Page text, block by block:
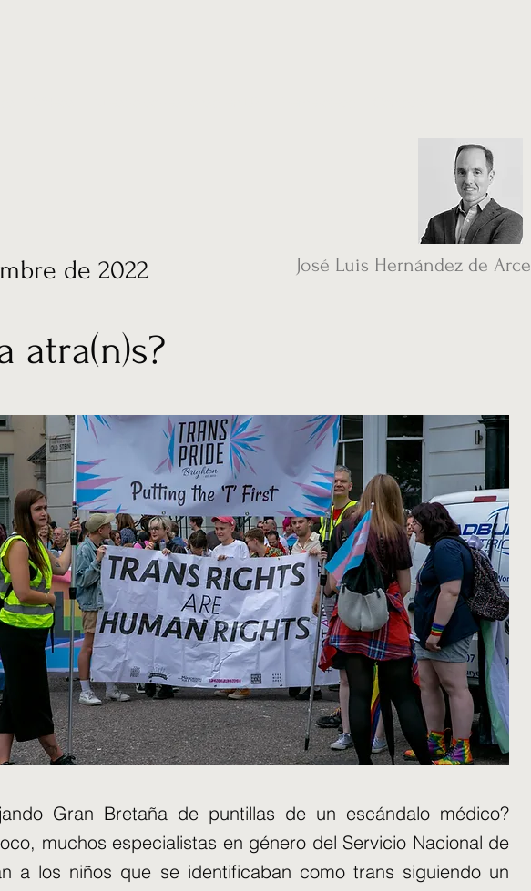
de 2022 José Luis Hernández de Arce
atra(n)s?
Gran Bretaña de puntillas de un escándalo médico?
muchos especialistas en género del Servicio Nacional de
a los niños que se identificaban como trans siguiendo un